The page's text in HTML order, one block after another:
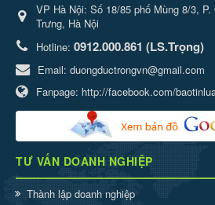
VP Hà Nội: Số 18/85 phố Mùng 8/3,
Trưng, Hà Nội
Hotline: 0912.000.861 (LS.Trọng)
Email: duongductrongvn@gmail.com
Fanpage: http://facebook.com/
TƯ VẤN DOANH NGHIỆP
Thành lập doanh nghiệp